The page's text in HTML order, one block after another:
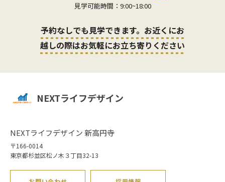
見学可能時間：9:00~18:00
予約なしでも見学できます。お近くにお
越しの際はお気軽にお立ち寄りください
NEXTライフデザイン
NEXTライフデザイン 新高円寺
〒166-0014
東京都杉並区松ノ木３丁目32-13